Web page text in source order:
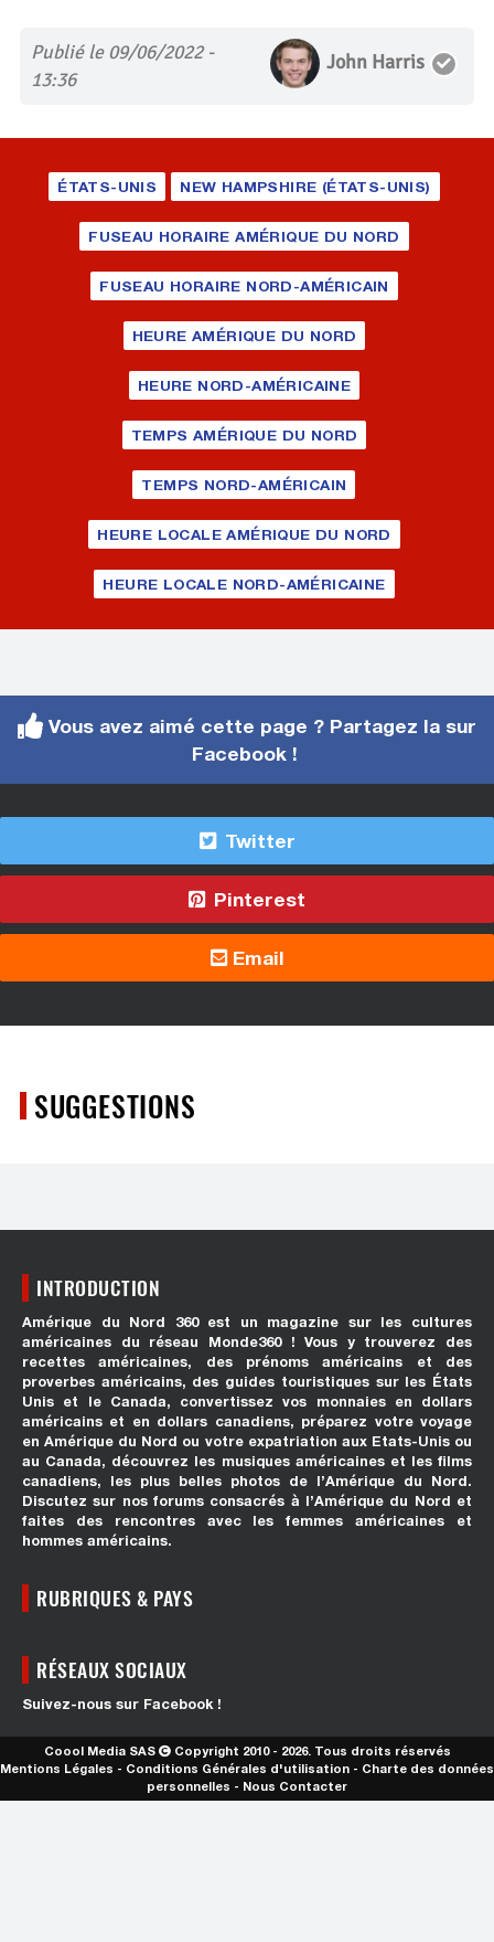
Publié le 09/06/2022 -
13:36
John Harris
ÉTATS-UNIS NEW HAMPSHIRE (ÉTATS-UNIS)
FUSEAU HORAIRE AMÉRIQUE DU NORD
FUSEAU HORAIRE NORD-AMÉRICAIN
HEURE AMÉRIQUE DU NORD
HEURE NORD-AMÉRICAINE
TEMPS AMÉRIQUE DU NORD
TEMPS NORD-AMÉRICAIN
HEURE LOCALE AMÉRIQUE DU NORD
HEURE LOCALE NORD-AMÉRICAINE
Vous avez aimé cette page ? Partagez la sur
Facebook !
Twitter
Pinterest
Email
SUGGESTIONS
INTRODUCTION
Amérique du Nord 360 est un magazine sur les cultures
américaines du réseau Monde360 ! Vous y trouverez des
recettes américaines, des prénoms américains et des
proverbes américains, des guides touristiques sur les États
Unis et le Canada, convertissez vos monnaies en dollars
américains et en dollars canadiens, préparez votre voyage
en Amérique du Nord ou votre expatriation aux Etats-Unis ou
au Canada, découvrez les musiques américaines et les films
canadiens, les plus belles photos de l’Amérique du Nord.
Discutez sur nos forums consacrés à l’Amérique du Nord et
faites des rencontres avec les femmes américaines et
hommes américains.
RUBRIQUES & PAYS
RÉSEAUX SOCIAUX
Suivez-nous sur Facebook !
Coool Media SAS
Copyright 2010 - 2026. Tous droits réservés
Mentions Légales - Conditions Générales d'utilisation - Charte des données
personnelles - Nous Contacter